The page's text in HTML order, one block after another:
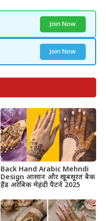
Join Now
Join Now
Back Hand Arabic Mehndi
Design आसान और खूबसूरत बैक
हैंड अरेबिक मेहंदी पैटर्न 2025